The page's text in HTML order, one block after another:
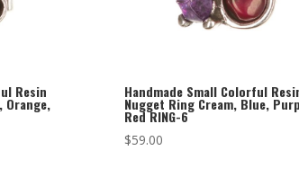
Resin
Orange,
Handmade Small Colorful
Nugget Ring Cream, Blue,
Red RING-6
$59.00